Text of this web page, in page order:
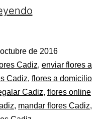
Floristería
Ramos
de
Flores
a
de 2016
Cadiz, enviar flores a
Cadiz, flores a domicilio
Cadiz, flores online
, mandar flores Cadiz,